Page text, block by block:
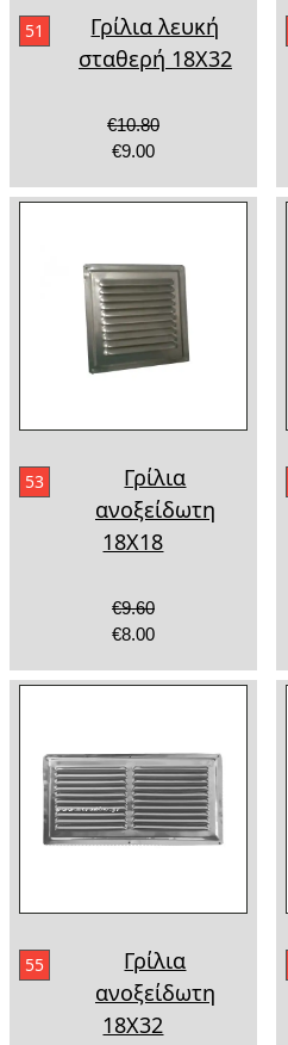
51
Γρίλια λευκή
σταθερή 18Χ32
€10.80
€9.00
53
Γρίλια
ανοξείδωτη
18Χ18
€9.60
€8.00
55
Γρίλια
ανοξείδωτη
18Χ32